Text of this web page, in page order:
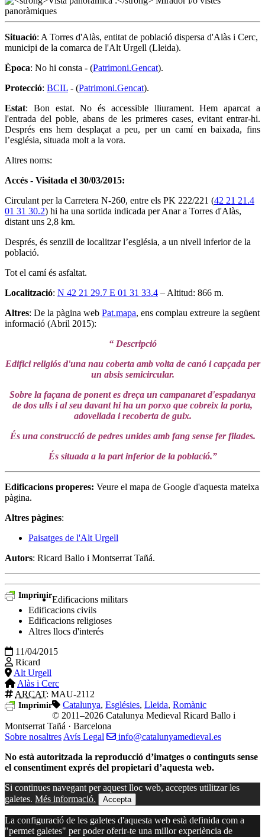
Situació: A Torres d'Alàs, entitat de població dispersa d'Alàs i Cerc,
municipi de la comarca de l'Alt Urgell (Lleida).
Època: No hi consta - (Patrimoni.Gencat).
Protecció: BCIL - (Patrimoni.Gencat).
Estat: Bon estat. No és accessible lliurament. Hem aparcat a
l'entrada del poble, abans de les primeres cases, evitant entrar-hi.
Després ens hem desplaçat a peu, per un camí en baixada, fins
l’església, situada molt a la vora.
Altres noms:
Accés - Visitada el 30/03/2015:
Circulant per la Carretera N-260, entre els PK 222/221 (42 21 21.4
01 31 30.2) hi ha una sortida indicada per Anar a Torres d'Alàs,
distant uns 2,8 km.
Després, és senzill de localitzar l’església, a un nivell inferior de la
població.
Tot el camí és asfaltat.
Localització: N 42 21 29.7 E 01 31 33.4 – Altitud: 866 m.
Altres: De la pàgina web Pat.mapa, ens complau extreure la següent
informació (Abril 2015):
“ Descripció
Edifici religiós d'una nau coberta amb volta de canó i capçada per
un absis semicircular.
Sobre la façana de ponent es dreça un campanaret d'espadanya
de dos ulls i al seu davant hi ha un porxo que cobreix la porta,
adovellada i recoberta de guix.
És una construcció de pedres unides amb fang sense fer filades.
És situada a la part inferior de la població.”
Edificacions properes: Veure el mapa de Google d'aquesta mateixa
pàgina.
Altres pàgines:
Paisatges de l'Alt Urgell
Autors: Ricard Ballo i Montserrat Tañá.
ImprimirEdificacions militars
Edificacions civils
Edificacions religioses
Altres llocs d'interés
11/04/2015
Ricard
Alt Urgell
Alàs i Cerc
ARCAT: MAU-2112
Imprimir Catalunya, Esglésies, Lleida, Romànic
© 2011–2026 Catalunya Medieval Ricard Ballo i
Montserrat Tañá · Barcelona
Sobre nosaltres Avís Legal
info@catalunyamedieval.es
No està autoritzada la reproducció d’imatges o continguts sense
el consentiment exprés del propietari d’aquesta web.
Si continues navegant per aquest lloc web, acceptes utilitzar les
galetes. Més informació. Accepta
La configuració de les galetes d'aquesta web està definida com a
"permet galetes" per poder oferir-te una millor experiència de